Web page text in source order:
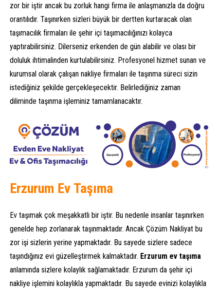
zor bir iştir ancak bu zorluk hangi firma ile anlaşmanızla da doğru
orantılıdır. Taşınırken sizleri büyük bir dertten kurtaracak olan
taşımacılık firmaları ile şehir içi taşımacılığınızı kolayca
yaptırabilirsiniz. Dilerseniz erkenden de gün alabilir ve olası bir
doluluk ihtimalinden kurtulabilirsiniz. Profesyonel hizmet sunan ve
kurumsal olarak çalışan nakliye firmaları ile taşınma süreci sizin
istediğiniz şekilde gerçekleşecektir. Belirlediğiniz zaman
diliminde taşınma işleminiz tamamlanacaktır.
Erzurum Ev Taşıma
Ev taşımak çok meşakkatli bir iştir. Bu nedenle insanlar taşınırken
genelde hep zorlanarak taşınmaktadır. Ancak Çözüm Nakliyat bu
zor işi sizlerin yerine yapmaktadır. Bu sayede sizlere sadece
taşındığınız evi güzelleştirmek kalmaktadır. Erzurum ev taşıma
anlamında sizlere kolaylık sağlamaktadır. Erzurum da şehir içi
nakliye işlemini kolaylıkla yapmaktadır. Bu sayede evinizi kolaylıkla